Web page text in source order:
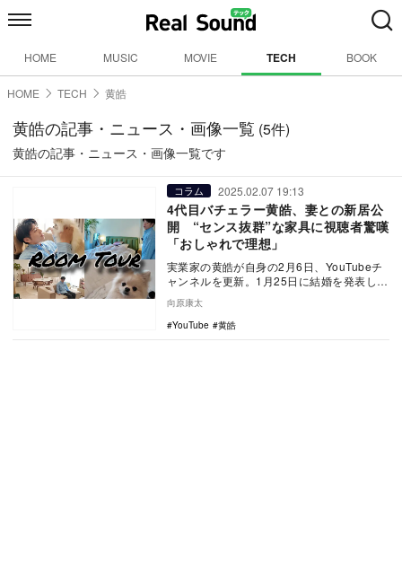
HOME MUSIC MOVIE TECH BOOK
HOME TECH 黄皓
黄皓の記事・ニュース・画像一覧 (5件)
黄皓の記事・ニュース・画像一覧です
コラム 2025.02.07 19:13
4代目バチェラー黄皓、妻との新居公
開 “センス抜群”な家具に視聴者驚嘆
「おしゃれで理想」
実業家の黄皓が自身の2月6日、YouTubeチ
ャンネルを更新。1月25日に結婚を発表した
向原康太
YouTube
黄皓